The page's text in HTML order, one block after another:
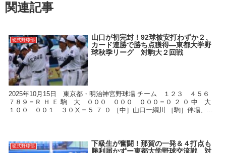
関連記事
硬式野球部
山口が初完封！92球被安打わずか２、
カード連勝で勝ち点獲得―東都大学野
球秋季リーグ 対駒大２回戦
2025年10月15日 東京都・明治神宮野球場 チーム １２３ ４５６
７８９＝Ｒ Ｈ Ｅ 駒 大 ０００ ０００ ０００＝０ ２ ０ 中 大
１００ ００１ ３０Ⅹ＝５ ７ ０ ［中］山口ー綱川 ［駒］伴場、...
硬式野球部
下級生が奮闘！那賀の一発＆４打点も
勝利届かずー東都大学野球交流戦 対